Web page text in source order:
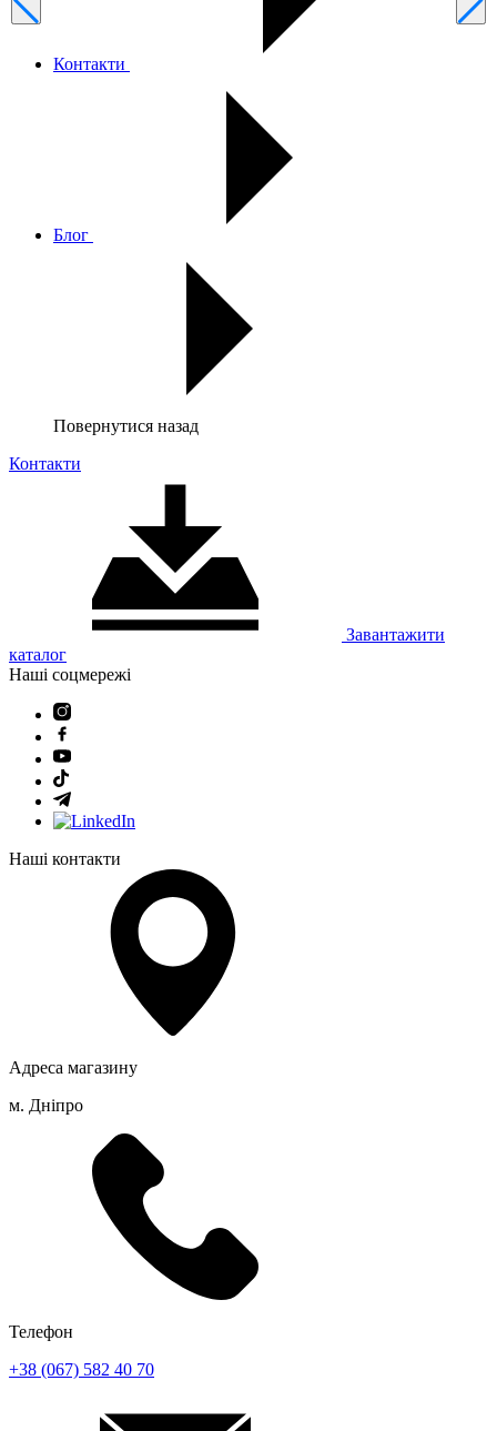
Контакти
Блог
Повернутися назад
Контакти
Завантажити
каталог
Наші соцмережі
Наші контакти
Адреса магазину
м. Дніпро
Телефон
+38 (067) 582 40 70